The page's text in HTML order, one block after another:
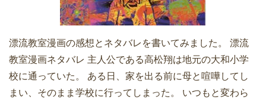
漂流教室漫画の感想とネタバレを書いてみました。 漂流
教室漫画ネタバレ 主人公である高松翔は地元の大和小学
校に通っていた。 ある日、家を出る前に母と喧嘩してし
まい、そのまま学校に行ってしまった。 いつもと変わら